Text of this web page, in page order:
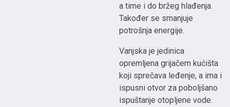
a time i do bržeg hlađenja.
Također se smanjuje
potrošnja energije.
Vanjska je jedinica
opremljena grijačem kućišta
koji sprečava leđenje, a ima i
ispusni otvor za poboljšano
ispuštanje otopljene vode.